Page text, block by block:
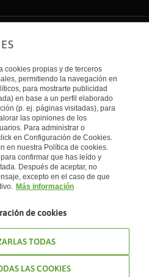
cookies propias y de terceros
permitiendo la navegación en
para mostrarte publicidad
en base a un perfil elaborado
(p. ej. páginas visitadas), para
las opiniones de los
Para administrar o
en Configuración de Cookies.
en nuestra Política de cookies.
confirmar que has leído y
Después de aceptar, no
excepto en el caso de que
Más información
de cookies
TODAS
LAS COOKIES